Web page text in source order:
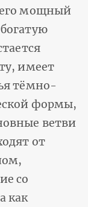
его мощный
имеет
тёмно-
формы,
ветви
от
со
как